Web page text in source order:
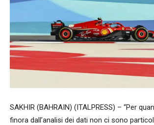
SAKHIR (BAHRAIN) (ITALPRESS) – “Per
finora dall’analisi dei dati non ci sono